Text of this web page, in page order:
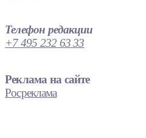
Телефон редакции
+7 495 232 63 33
Реклама на сайте
Росреклама